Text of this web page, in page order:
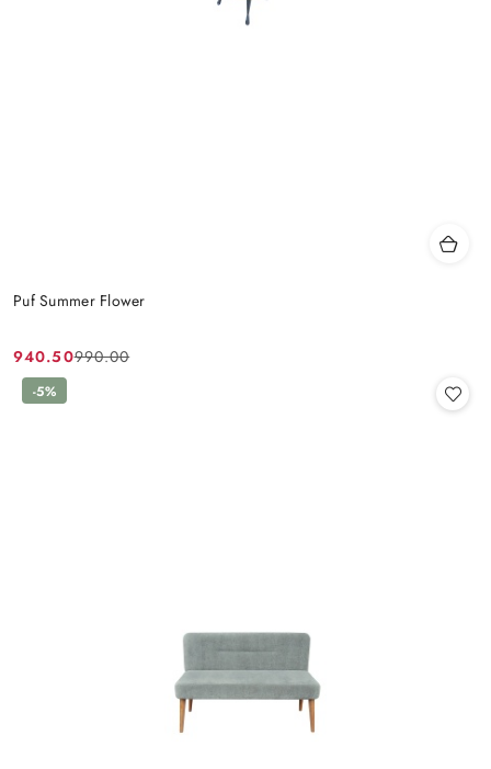
Puf Summer Flower
Cena
promocyjna:
940.50
Cena
przed
990.00
-5%